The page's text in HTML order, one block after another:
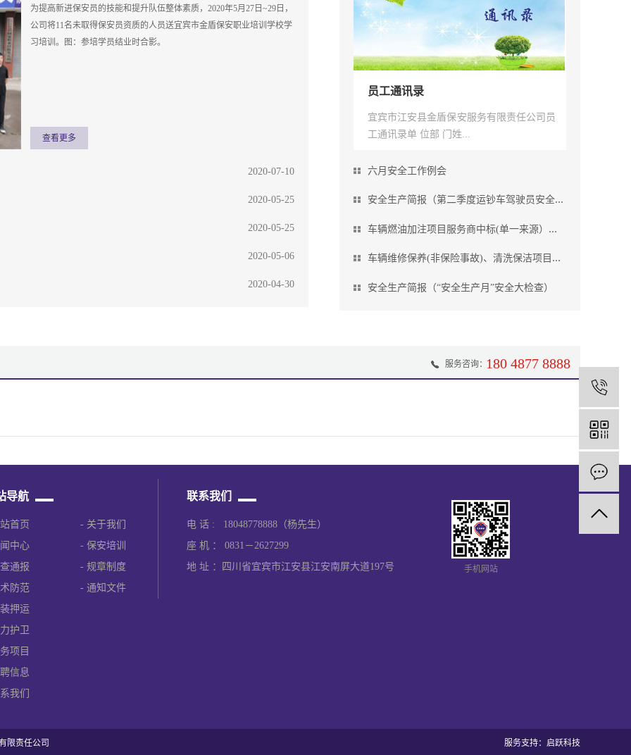
为提高新进保安员的技能和提升队伍整体素质，2020年5月27日~29日，
公司将11名未取得保安员资质的人员送宜宾市金盾保安职业培训学校学
习培训。图：参培学员结业时合影。
查看更多
2020-07-10
2020-05-25
2020-05-25
2020-05-06
2020-04-30
员工通讯录
宜宾市江安县金盾保安服务有限责任公司员
工通讯录单 位部 门姓...
六月安全工作例会
安全生产简报（第二季度运钞车驾驶员安全教
车辆燃油加注项目服务商中标(单一来源）结
车辆维修保养(非保险事故)、清洗保洁项目服
安全生产简报（“安全生产月”安全大检查）
服务咨询：180 4877 8888
导航
首页
关于我们
中心
保安培训
通报
规章制度
防范
通知文件
押运
护卫
项目
信息
我们
联系我们
电 话 : 18048778888（杨先生）
座 机 ： 0831－2627299
地 址 ：四川省宜宾市江安县江安南屏大道197号
手机网站
限责任公司 服务支持： 启跃科技